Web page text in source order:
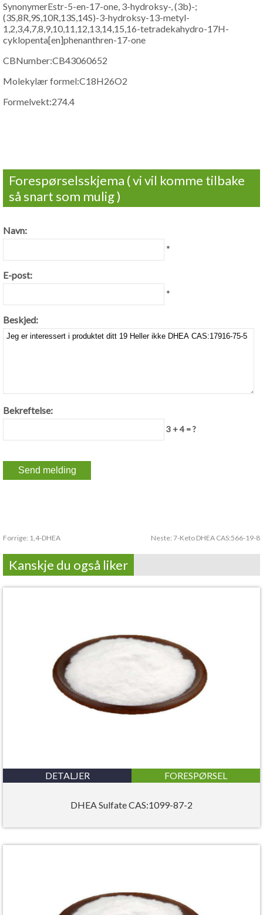
SynonymerEstr-5-en-17-one, 3-hydroksy-, (3b)-;
(3S,8R,9S,10R,13S,14S)-3-hydroksy-13-metyl-
1,2,3,4,7,8,9,10,11,12,13,14,15,16-tetradekahydro-17H-
cyklopenta[en]phenanthren-17-one
CBNumber:CB43060652
Molekylær formel:C18H26O2
Formelvekt:274.4
Forespørselsskjema ( vi vil komme tilbake
så snart som mulig )
Navn:
*
E-post:
*
Beskjed:
Bekreftelse:
3 + 4 = ?
Forrige: 1,4-DHEA Neste: 7-Keto DHEA CAS:566-19-8
Kanskje du også liker
DETALJER FORESPØRSEL
DHEA Sulfate CAS:1099-87-2